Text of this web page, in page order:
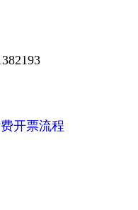
开票流程